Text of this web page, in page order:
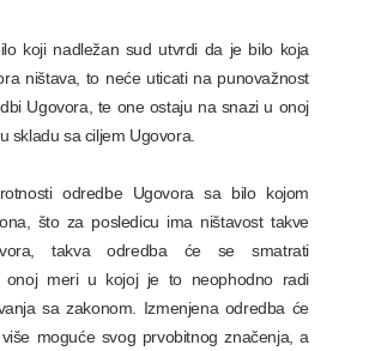
koji nadležan sud utvrdi da je bilo koja
ništava, to neće uticati na punovažnost
Ugovora, te one ostaju na snazi u onoj
skladu sa ciljem Ugovora.
odredbe Ugovora sa bilo kojom
što za posledicu ima ništavost takve
takva odredba će se smatrati
onoj meri u kojoj je to neophodno radi
sa zakonom. Izmenjena odredba će
moguće svog prvobitnog značenja, a